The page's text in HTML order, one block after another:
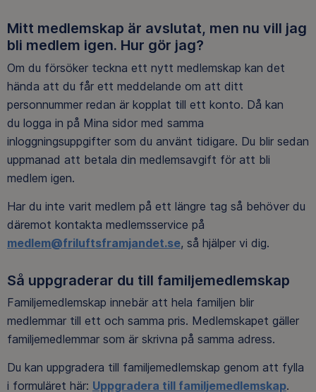
Mitt medlemskap är avslutat, men nu vill jag
bli medlem igen. Hur gör jag?
Om du försöker teckna ett nytt medlemskap kan det
hända att du får ett meddelande om att ditt
personnummer redan är kopplat till ett konto. Då kan
du logga in på Mina sidor med samma
inloggningsuppgifter som du använt tidigare. Du blir sedan
uppmanad att betala din medlemsavgift för att bli
medlem igen.
Har du inte varit medlem på ett längre tag så behöver du
däremot kontakta medlemsservice på
medlem@friluftsframjandet.se, så hjälper vi dig.
Så uppgraderar du till familjemedlemskap
Familjemedlemskap innebär att hela familjen blir
medlemmar till ett och samma pris. Medlemskapet gäller
familjemedlemmar som är skrivna på samma adress.
Du kan uppgradera till familjemedlemskap genom att fylla
i formuläret här: Uppgradera till familjemedlemskap.